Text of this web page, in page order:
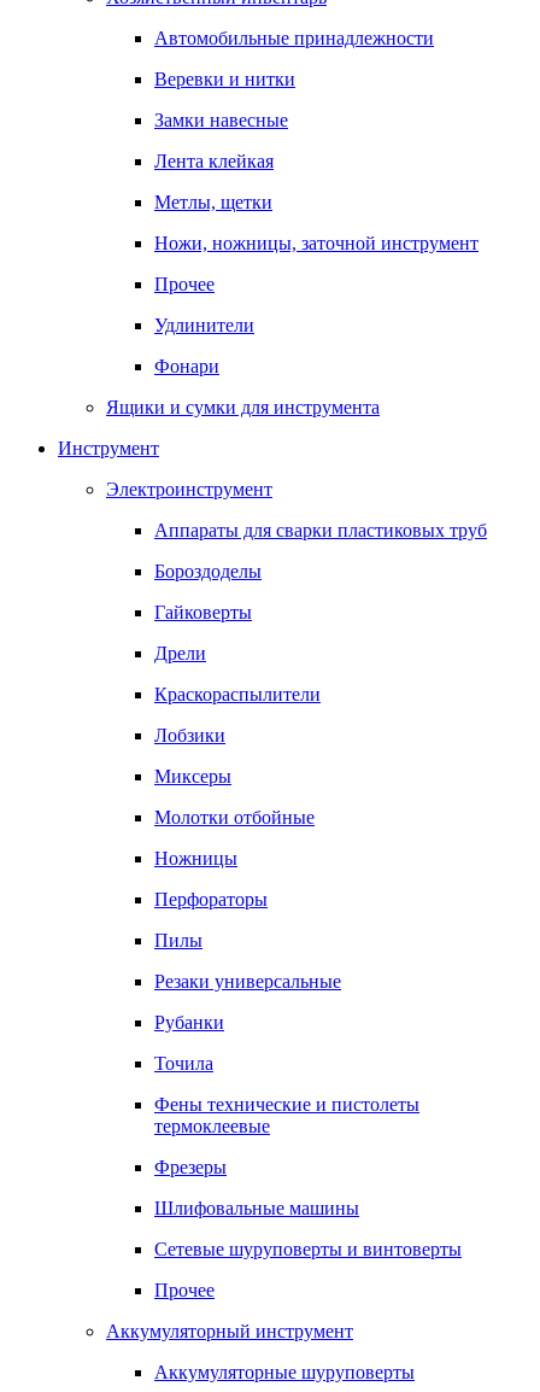
Автомобильные принадлежности
Веревки и нитки
Замки навесные
Лента клейкая
Метлы, щетки
Ножи, ножницы, заточной инструмент
Прочее
Удлинители
Фонари
Ящики и сумки для инструмента
Инструмент
Электроинструмент
Аппараты для сварки пластиковых труб
Бороздоделы
Гайковерты
Дрели
Краскораспылители
Лобзики
Миксеры
Молотки отбойные
Ножницы
Перфораторы
Пилы
Резаки универсальные
Рубанки
Точила
Фены технические и пистолеты
термоклеевые
Фрезеры
Шлифовальные машины
Сетевые шуруповерты и винтоверты
Прочее
Аккумуляторный инструмент
Аккумуляторные шуруповерты